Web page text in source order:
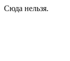
Сюда нельзя.